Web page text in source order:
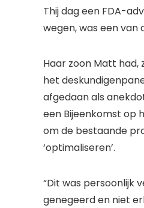
Thij dageen FDA-
wegen, was een van
Haar zoon Matt had,
het
afgedaan als
een Bijeenkomst op
om de bestaande
‘optimaliseren’.
“Dit was persoonlijk
genegeerd en niet